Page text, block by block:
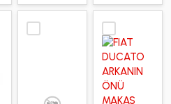
2. KAT
2. KAT